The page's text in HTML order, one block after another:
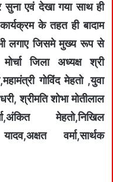
एवं देखा गया साथ ही
के तहत ही बादाम
लगाए जिसमे मुख्य रूप से
जिला अध्यक्ष श्री
गोविंद मेहतो ,युवा
श्रीमति शोभा मोतीलाल
मेहतो,निखिल
वर्मा,सार्थक